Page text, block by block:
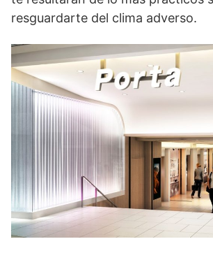
resguardarte del clima adverso.